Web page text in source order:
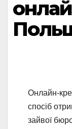
спосіб
зайвої